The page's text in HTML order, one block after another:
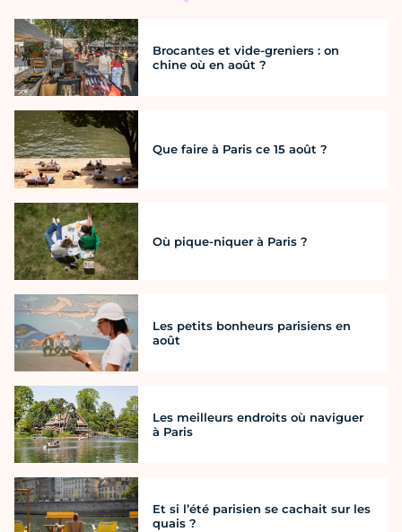
Brocantes et vide-greniers : on
chine où en août ?
Que faire à Paris ce 15 août ?
Où pique-niquer à Paris ?
Les petits bonheurs parisiens en
août
Les meilleurs endroits où naviguer
à Paris
Et si l’été parisien se cachait sur les
quais ?